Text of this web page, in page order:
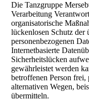
Die Tanzgruppe
Verarbeitung
organisatorische
lückenlosen Schutz der
personenbezogenen
Internetbasierte
Sicherheitslücken
gewährleistet werden
betroffenen Person frei,
alternativen Wegen,
übermitteln.